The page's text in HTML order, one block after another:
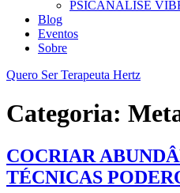
PSICANÁLISE
Blog
Eventos
Sobre
Quero Ser Terapeuta Hertz
Categoria:
COCRIAR
TÉCNICAS